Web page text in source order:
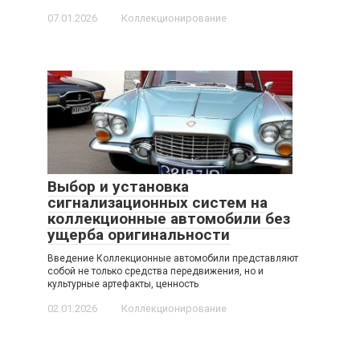
07.01.2026 Коллекционирование
Выбор и установка
сигнализационных систем на
коллекционные автомобили без
ущерба оригинальности
Введение Коллекционные автомобили представляют
собой не только средства передвижения, но и
культурные артефакты, ценность
02.01.2026 Коллекционирование